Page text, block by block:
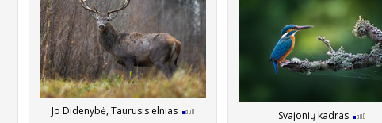
Jo Didenybė, Taurusis elnias Svajonių kadras